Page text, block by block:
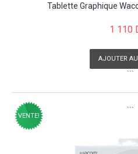
Tablette Graphique
1 110
AJOUTER
```
```
VENTE!